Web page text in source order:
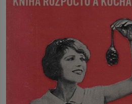
jiný významný francouzský